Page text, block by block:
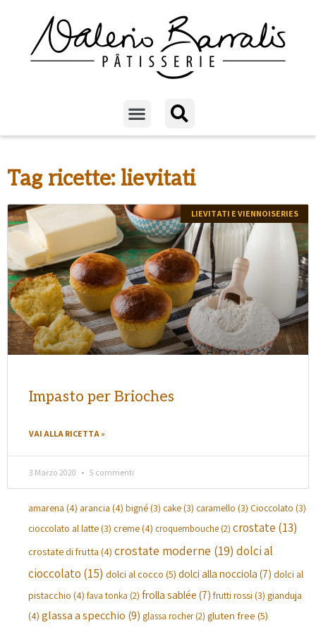
Tag ricette: lievitati
LIEVITATI E VIENNOISERIES
Impasto per Brioches
VAI ALLA RICETTA »
3 Marzo 2020 5 commenti
amarena (4) arancia (4) bigné (3) cake (3) caramello (3) Cioccolato (3)
cioccolato al latte (3) creme(4) croquembouche (2) crostate (13)
crostate di frutta (4) crostate moderne (19) dolci al
cioccolato (15) dolci al cocco (5) dolci alla nocciola (7) dolci al
pistacchio (4) fava tonka (2) frolla sablée (7) frutti rossi (3) gianduja
(4) glassa a specchio (9) glassa rocher(2) gluten free (5)